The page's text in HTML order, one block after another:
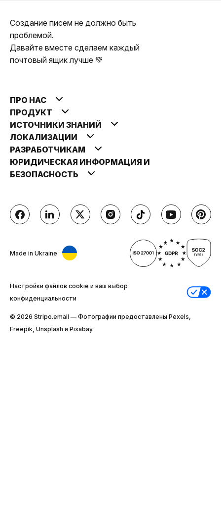
Создание писем не должно быть
проблемой.
Давайте вместе сделаем каждый
почтовый ящик лучше 💚
ПРО НАС
ПРОДУКТ
ИСТОЧНИКИ ЗНАНИЙ
ЛОКАЛИЗАЦИИ
РАЗРАБОТЧИКАМ
ЮРИДИЧЕСКАЯ ИНФОРМАЦИЯ И
БЕЗОПАСНОСТЬ
Made in Ukraine
Настройки файлов cookie и ваш выбор
конфиденциальности
© 2026 Stripо.email — Фотографии предоставлены Pexels,
Freepik, Unsplash и Pixabay.